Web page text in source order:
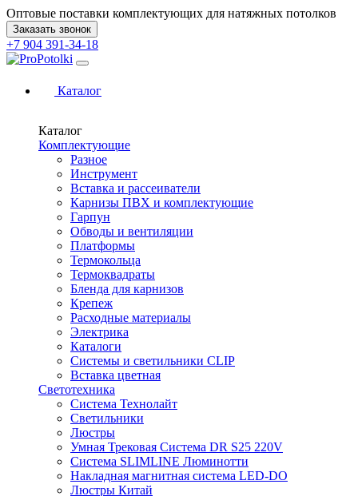
Оптовые поставки комплектующих для натяжных потолков
Заказать звонок
+7 904 391-34-18
Каталог
Каталог
Комплектующие
Разное
Инструмент
Вставка и рассеиватели
Карнизы ПВХ и комплектующие
Гарпун
Обводы и вентиляции
Платформы
Термокольца
Термоквадраты
Бленда для карнизов
Крепеж
Расходные материалы
Электрика
Каталоги
Системы и светильники CLIP
Вставка цветная
Светотехника
Система Технолайт
Светильники
Люстры
Умная Трековая Система DR S25 220V
Система SLIMLINE Люминотти
Накладная магнитная система LED-DO
Люстры Китай